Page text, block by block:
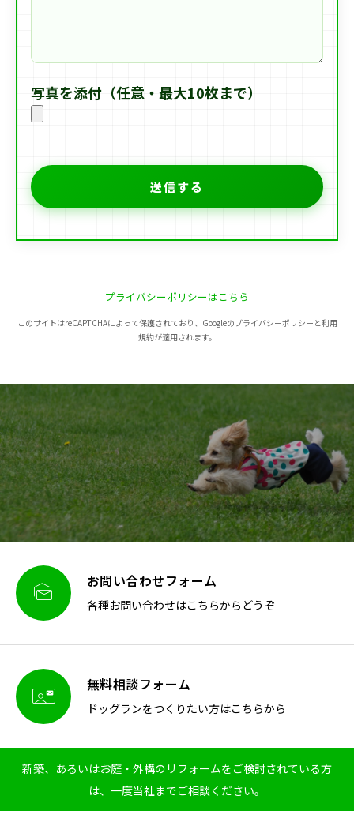
写真を添付（任意・最大10枚まで）
プライバシーポリシーはこちら
このサイトはreCAPTCHAによって保護されており、Googleのプライバシーポリシーと利用
規約が適用されます。
 お問い合わせフォーム
各種お問い合わせはこちらからどうぞ
 無料相談フォーム
ドッグランをつくりたい方はこちらから
新築、あるいはお庭・外構のリフォームをご検討されている方
は、一度当社までご相談ください。